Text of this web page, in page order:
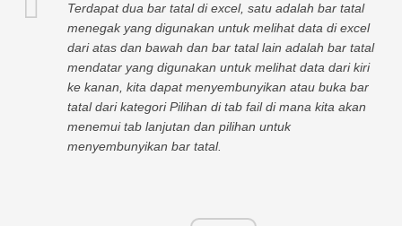
Terdapat dua bar tatal di excel, satu adalah bar tatal
menegak yang digunakan untuk melihat data di excel
dari atas dan bawah dan bar tatal lain adalah bar tatal
mendatar yang digunakan untuk melihat data dari kiri
ke kanan, kita dapat menyembunyikan atau buka bar
tatal dari kategori Pilihan di tab fail di mana kita akan
menemui tab lanjutan dan pilihan untuk
menyembunyikan bar tatal.